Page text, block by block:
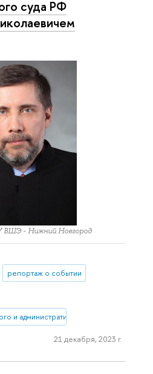
суда РФ
- Нижний Новгород
репортаж о событии
и административного права (Нижний
21 декабря, 2023 г.